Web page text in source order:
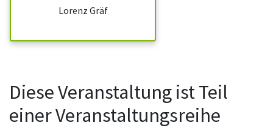
Lorenz Gräf
Diese Veranstaltung ist Teil
einer Veranstaltungsreihe